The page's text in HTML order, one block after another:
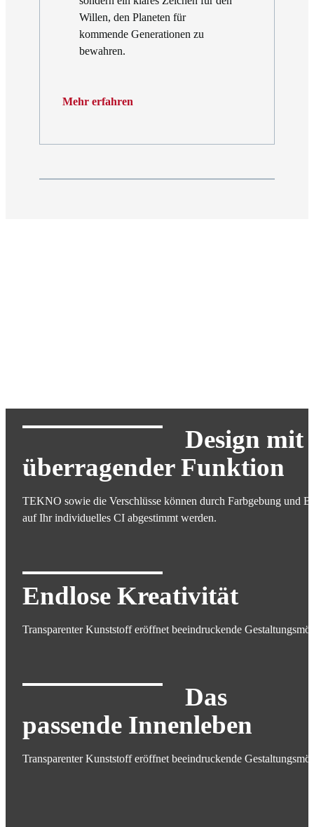
Willen, den Planeten für
kommende Generationen zu
bewahren.
Mehr erfahren
Design mit
überragender Funktion
TEKNO sowie die Verschlüsse können durch Farbgebung und
auf Ihr individuelles CI abgestimmt werden.
Endlose Kreativität
Transparenter Kunststoff eröffnet beeindruckende
Das
passende Innenleben
Transparenter Kunststoff eröffnet beeindruckende